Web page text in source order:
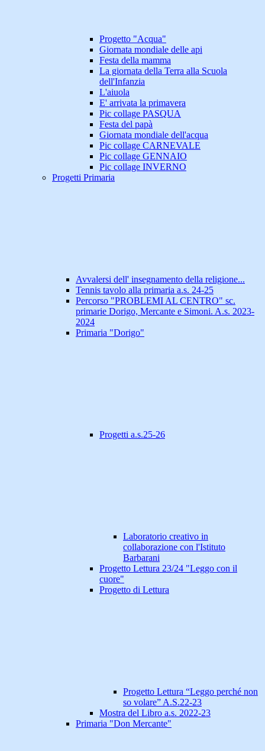
Progetto "Acqua"
Giornata mondiale delle api
Festa della mamma
La giornata della Terra alla Scuola
dell'Infanzia
L'aiuola
E' arrivata la primavera
Pic collage PASQUA
Festa del papà
Giornata mondiale dell'acqua
Pic collage CARNEVALE
Pic collage GENNAIO
Pic collage INVERNO
Progetti Primaria
Avvalersi dell' insegnamento della religione...
Tennis tavolo alla primaria a.s. 24-25
Percorso "PROBLEMI AL CENTRO" sc.
primarie Dorigo, Mercante e Simoni. A.s. 2023-
2024
Primaria "Dorigo"
Progetti a.s.25-26
Laboratorio creativo in
collaborazione con l'Istituto
Barbarani
Progetto Lettura 23/24 "Leggo con il
cuore"
Progetto di Lettura
Progetto Lettura “Leggo perché non
so volare” A.S.22-23
Mostra del Libro a.s. 2022-23
Primaria "Don Mercante"